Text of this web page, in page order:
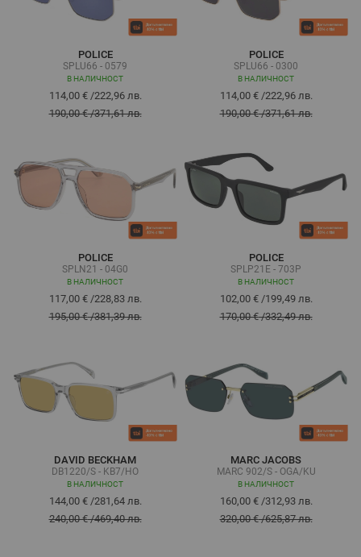
POLICE
SPLU66 - 0579
В НАЛИЧНОСТ
114,00 €/222,96 лв.
190,00 €/371,61 лв.
POLICE
SPLU66 - 0300
В НАЛИЧНОСТ
114,00 €/222,96 лв.
190,00 €/371,61 лв.
POLICE
SPLN21 - 04G0
В НАЛИЧНОСТ
117,00 €/228,83 лв.
195,00 €/381,39 лв.
POLICE
SPLP21E - 703P
В НАЛИЧНОСТ
102,00 €/199,49 лв.
170,00 €/332,49 лв.
DAVID BECKHAM
DB1220/S - KB7/HO
В НАЛИЧНОСТ
144,00 €/281,64 лв.
240,00 €/469,40 лв.
MARC JACOBS
MARC 902/S - OGA/KU
В НАЛИЧНОСТ
160,00 €/312,93 лв.
320,00 €/625,87 лв.